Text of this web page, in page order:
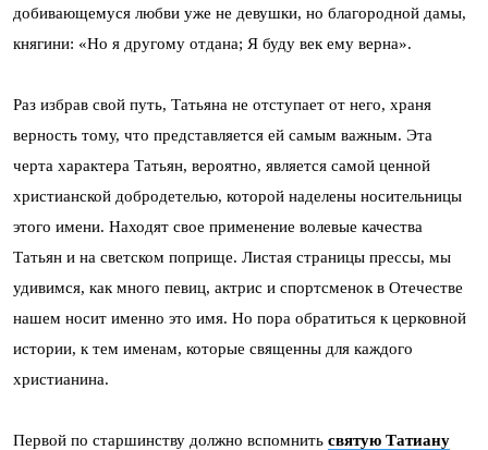
добивающемуся любви уже не девушки, но благородной дамы,
княгини: «Но я другому отдана; Я буду век ему верна».
Раз избрав свой путь, Татьяна не отступает от него, храня
верность тому, что представляется ей самым важным. Эта
черта характера Татьян, вероятно, является самой ценной
христианской добродетелью, которой наделены носительницы
этого имени. Находят свое применение волевые качества
Татьян и на светском поприще. Листая страницы прессы, мы
удивимся, как много певиц, актрис и спортсменок в Отечестве
нашем носит именно это имя. Но пора обратиться к церковной
истории, к тем именам, которые священны для каждого
христианина.
Первой по старшинству должно вспомнить святую Татиану